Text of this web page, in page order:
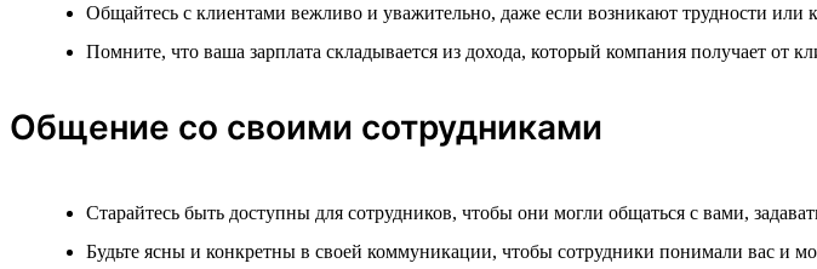
Общайтесь с клиентами вежливо и уважительно, даже если возникают трудности или
Помните, что ваша зарплата складывается из дохода, который компания получает от
Общение со своими сотрудниками
Старайтесь быть доступны для сотрудников, чтобы они могли общаться с вами,
Будьте ясны и конкретны в своей коммуникации, чтобы сотрудники понимали вас и